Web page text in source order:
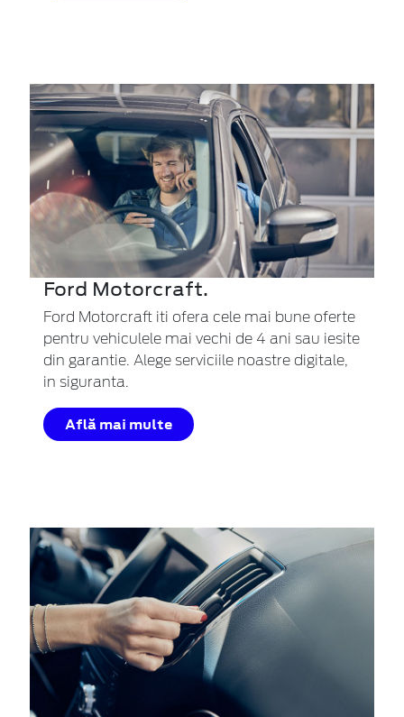
Ford Motorcraft.
Ford Motorcraft iti ofera cele mai bune oferte
pentru vehiculele mai vechi de 4 ani sau iesite
din garantie. Alege serviciile noastre digitale,
in siguranta.
Află mai multe